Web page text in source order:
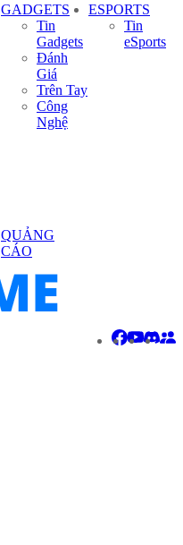
GADGETS
Tin
Gadgets
Đánh
Giá
Trên Tay
Công
Nghệ
ESPORTS
Tin
eSports
QUẢNG
CÁO